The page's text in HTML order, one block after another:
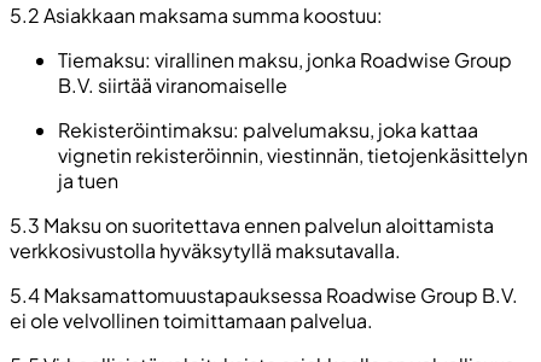
5.2 Asiakkaan maksama summa koostuu:
Tiemaksu: virallinen maksu, jonka Roadwise Group
B.V. siirtää viranomaiselle
Rekisteröintimaksu: palvelumaksu, joka kattaa
vignetin rekisteröinnin, viestinnän, tietojenkäsittelyn
ja tuen
5.3 Maksu on suoritettava ennen palvelun aloittamista
verkkosivustolla hyväksytyllä maksutavalla.
5.4 Maksamattomuustapauksessa Roadwise Group B.V.
ei ole velvollinen toimittamaan palvelua.